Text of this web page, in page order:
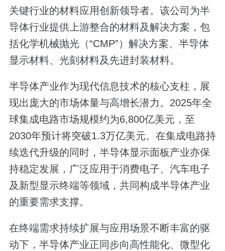
关键行业的材料应用创新领导者。该公司为半
导体行业提供上游整合的材料及解决方案，包
括化学机械抛光（“CMP”）解决方案、半导体
显示材料、光刻材料及先进封装材料。
半导体产业作为现代信息技术的核心支柱，展
现出庞大的市场体量与高增长潜力。2025年全
球集成电路市场规模约为6,800亿美元，至
2030年预计将突破1.3万亿美元。在集成电路持
续迭代升级的同时，半导体显示面板产业亦保
持稳定发展，广泛应用于消费电子、汽车电子
及新型显示终端等领域，共同构成半导体产业
的重要需求支撑。
在终端需求持续扩展与应用场景不断丰富的驱
动下，半导体产业正同步向高性能化、微型化